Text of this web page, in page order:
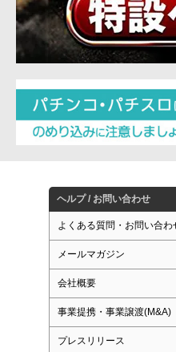
ヘルプ / お問い合わせ
よくある質問・お問い合わ
メールマガジン
会社概要
事業提携・事業譲渡(M&A)
プレスリリース